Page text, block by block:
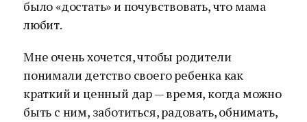
было «достать» и почувствовать, что мама
любит.
Мне очень хочется, чтобы родители
понимали детство своего ребенка как
краткий и ценный дар — время, когда можно
быть с ним, заботиться, радовать, обнимать,